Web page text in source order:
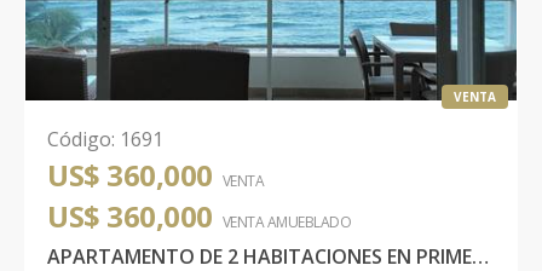
VENTA
Código: 1691
US$ 360,000 VENTA
US$ 360,000 VENTA AMUEBLADO
APARTAMENTO DE 2 HABITACIONES EN PRIMERA LÍNEA DE PLAYA, MARBELLA JUAN DOLIO